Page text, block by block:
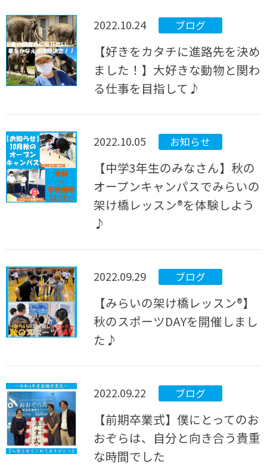
2022.10.24 ブログ
【好きをカタチに進路先を決め
ました！】大好きな動物と関わ
る仕事を目指して♪
2022.10.05 お知らせ
【中学3年生のみなさん】秋の
オープンキャンパスでみらいの
架け橋レッスン®を体験しよう
♪
2022.09.29 ブログ
【みらいの架け橋レッスン®】
秋のスポーツDAYを開催しまし
た♪
2022.09.22 ブログ
【前期卒業式】僕にとってのお
おぞらは、自分と向き合う貴重
な時間でした